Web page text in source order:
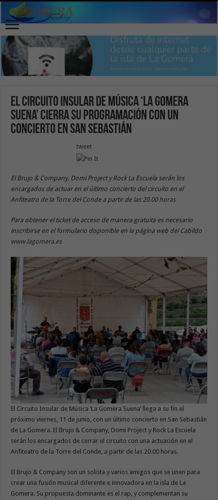
El Circuito Insular de Música ‘La Gomera
Suena’ cierra su programación con un
concierto en San Sebastián
tweet
El Brujo & Company, Domi Project y Rock La Escuela serán los
encargados de actuar en el último concierto del circuito en el
Anfiteatro de la Torre del Conde a partir de las 20.00 horas
Para obtener el ticket de acceso de manera gratuita es necesario
inscribirse en el formulario disponible en la página web del Cabildo
www.lagomera.es
El Circuito Insular de Música ‘La Gomera Suena’ llega a su fin el
próximo viernes, 11 de junio, con un último concierto en San Sebastián
de La Gomera. El Brujo & Company, Domi Project y Rock La Escuela
serán los encargados de cerrar el circuito con una actuación en el
Anfiteatro de la Torre del Conde, a partir de las 20.00 horas.
El Brujo & Company son un solista y varios amigos que se unen para
crear una fusión musical diferente e innovadora en la isla de La
Gomera. Su propuesta dominante es el rap, y complementan su